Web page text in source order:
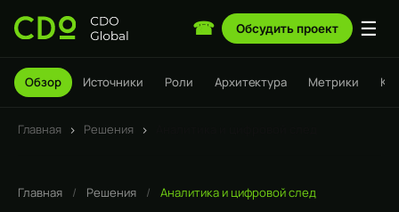
☎ Обсудить проект ☰
Обзор Источники Роли Архитектура Метрики
Главная › Решения ›
Главная / Решения / Аналитика и цифровой след